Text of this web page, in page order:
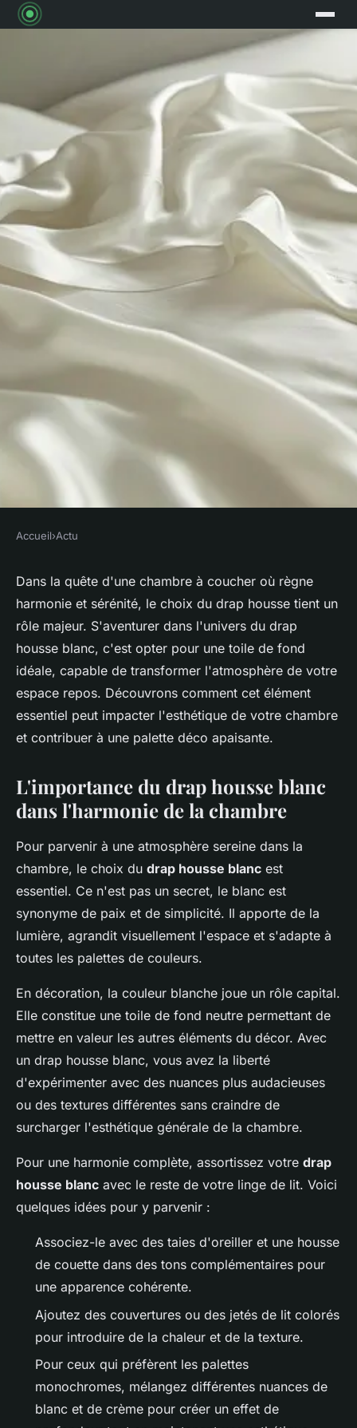
Drap housse : la couleur
blanche pour une meilleure
harmonie
claudine•21 avril 2024•4 min de lecture
Accueil›Actu
Dans la quête d'une chambre à coucher où règne
harmonie et sérénité, le choix du drap housse tient un
rôle majeur. S'aventurer dans l'univers du drap
housse blanc, c'est opter pour une toile de fond
idéale, capable de transformer l'atmosphère de votre
espace repos. Découvrons comment cet élément
essentiel peut impacter l'esthétique de votre chambre
et contribuer à une palette déco apaisante.
L'importance du drap housse blanc
dans l'harmonie de la chambre
Pour parvenir à une atmosphère sereine dans la
chambre, le choix du drap housse blanc est
essentiel. Ce n'est pas un secret, le blanc est
synonyme de paix et de simplicité. Il apporte de la
lumière, agrandit visuellement l'espace et s'adapte à
toutes les palettes de couleurs.
En décoration, la couleur blanche joue un rôle capital.
Elle constitue une toile de fond neutre permettant de
mettre en valeur les autres éléments du décor. Avec
un drap housse blanc, vous avez la liberté
d'expérimenter avec des nuances plus audacieuses
ou des textures différentes sans craindre de
surcharger l'esthétique générale de la chambre.
Pour une harmonie complète, assortissez votre drap
housse blanc avec le reste de votre linge de lit. Voici
quelques idées pour y parvenir :
Associez-le avec des taies d'oreiller et une housse
de couette dans des tons complémentaires pour
une apparence cohérente.
Ajoutez des couvertures ou des jetés de lit colorés
pour introduire de la chaleur et de la texture.
Pour ceux qui préfèrent les palettes
monochromes, mélangez différentes nuances de
blanc et de crème pour créer un effet de